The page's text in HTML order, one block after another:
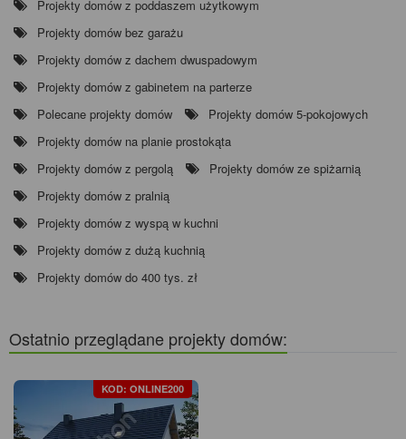
Projekty domów z poddaszem użytkowym
Projekty domów bez garażu
Projekty domów z dachem dwuspadowym
Projekty domów z gabinetem na parterze
Polecane projekty domów
Projekty domów 5-pokojowych
Projekty domów na planie prostokąta
Projekty domów z pergolą
Projekty domów ze spiżarnią
Projekty domów z pralnią
Projekty domów z wyspą w kuchni
Projekty domów z dużą kuchnią
Projekty domów do 400 tys. zł
Ostatnio przeglądane projekty domów:
KOD: ONLINE200